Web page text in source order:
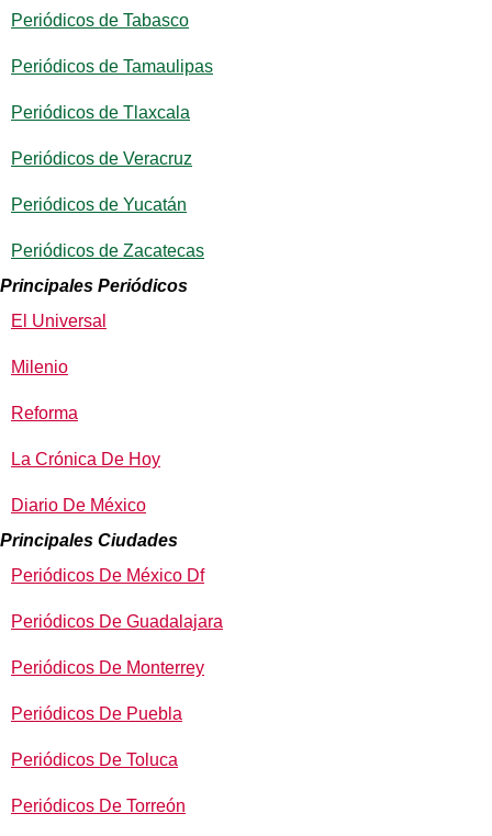
Periódicos de Tabasco
Periódicos de Tamaulipas
Periódicos de Tlaxcala
Periódicos de Veracruz
Periódicos de Yucatán
Periódicos de Zacatecas
Principales Periódicos
El Universal
Milenio
Reforma
La Crónica De Hoy
Diario De México
Principales Ciudades
Periódicos De México Df
Periódicos De Guadalajara
Periódicos De Monterrey
Periódicos De Puebla
Periódicos De Toluca
Periódicos De Torreón